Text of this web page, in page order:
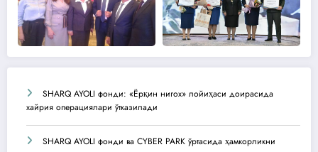
SHARQ AYOLI фонди: «Ёрқин нигох» лойиҳаси доирасида
хайрия операциялари ўтказилади
SHARQ AYOLI фонди ва CYBER PARK ўртасида ҳамкорликни